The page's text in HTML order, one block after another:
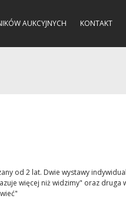
AUKCYJNYCH KONTAKT
od 2 lat. Dwie wystawy
więcej niż widzimy" oraz druga